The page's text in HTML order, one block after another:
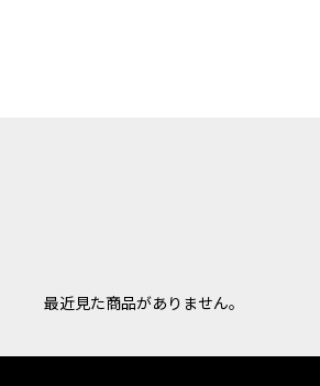
最近見た商品がありません。